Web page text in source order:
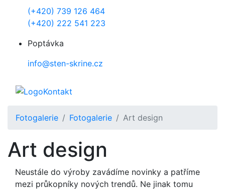
(+420) 739 126 464
(+420) 222 541 223
Poptávka
info@sten-skrine.cz
Kontakt
Fotogalerie Fotogalerie Art design
Art design
Neustále do výroby zavádíme novinky a patříme
mezi průkopníky nových trendů. Ne jinak tomu